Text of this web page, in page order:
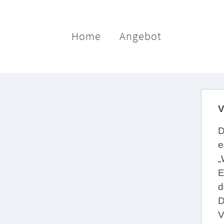
Home Angebot